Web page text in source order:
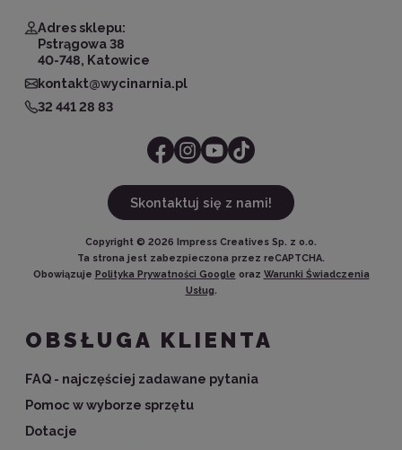
Adres sklepu:
Pstrągowa 38
40-748, Katowice
kontakt@wycinarnia.pl
32 441 28 83
Skontaktuj się z nami!
Copyright © 2026 Impress Creatives Sp. z o.o.
Ta strona jest zabezpieczona przez reCAPTCHA.
Obowiązuje Polityka Prywatności Google oraz Warunki Świadczenia
Usług.
OBSŁUGA KLIENTA
FAQ - najczęściej zadawane pytania
Pomoc w wyborze sprzętu
Dotacje